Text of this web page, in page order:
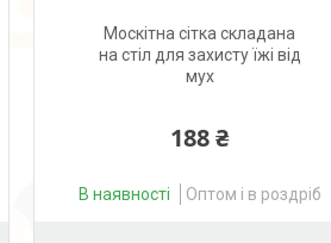
Москітна сітка складана
на стіл для захисту їжі від
мух
188 ₴
В наявності Оптом і в роздріб